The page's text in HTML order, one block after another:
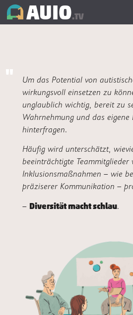
AUIO.TV
Um das Potential von
wirkungsvoll einsetzen zu
unglaublich wichtig, bereit zu
Wahrnehmung und das eigene
hinterfragen.
Häufig wird unterschätzt,
beeinträchtigte Teammitglieder
Inklusionsmaßnahmen – wie
präziserer Kommunikation –
– Diversität macht schlau.